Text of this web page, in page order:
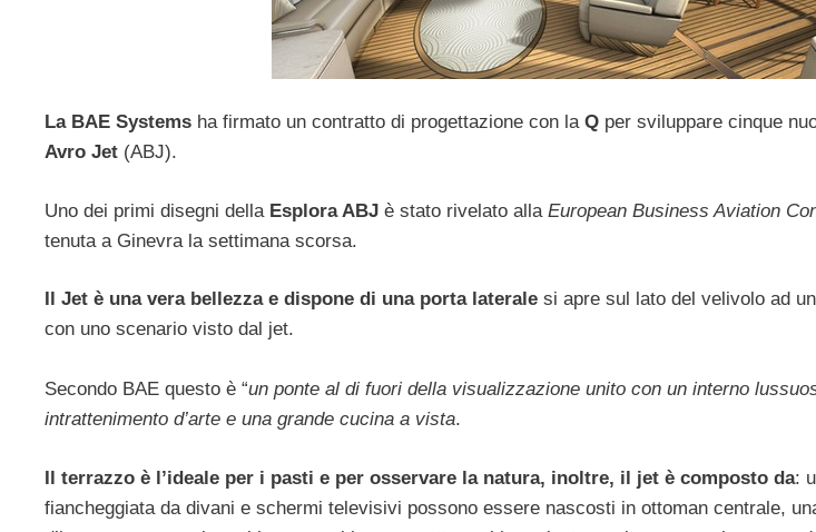
La BAE Systems ha firmato un contratto di progettazione con laQ per sviluppare cinque
Avro Jet (ABJ).
Uno dei primi disegni della Esplora ABJ è stato rivelato alla European Business Aviation
tenuta a Ginevra la settimana scorsa.
Il Jet è una vera bellezza e dispone di una porta laterale si apre sul lato del velivolo ad
con uno scenario visto dal jet.
Secondo BAE questo è “un ponte al di fuori della visualizzazione unito con un interno
intrattenimento d’arte e una grande cucina a vista.
Il terrazzo è l’ideale per i pasti e per osservare la natura, inoltre, il jet è composto da:
fiancheggiata da divani e schermi televisivi possono essere nascosti in ottoman centrale,